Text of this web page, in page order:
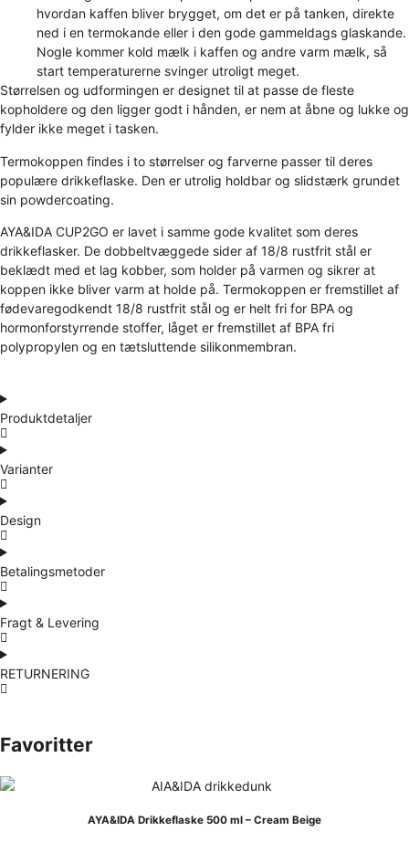
hvordan kaffen bliver brygget, om det er på tanken, direkte
ned i en termokande eller i den gode gammeldags glaskande.
Nogle kommer kold mælk i kaffen og andre varm mælk, så
start temperaturerne svinger utroligt meget.
Størrelsen og udformingen er designet til at passe de fleste
kopholdere og den ligger godt i hånden, er nem at åbne og lukke og
fylder ikke meget i tasken.
Termokoppen findes i to størrelser og farverne passer til deres
populære drikkeflaske. Den er utrolig holdbar og slidstærk grundet
sin powdercoating.
AYA&IDA CUP2GO er lavet i samme gode kvalitet som deres
drikkeflasker. De dobbeltvæggede sider af 18/8 rustfrit stål er
beklædt med et lag kobber, som holder på varmen og sikrer at
koppen ikke bliver varm at holde på. Termokoppen er fremstillet af
fødevaregodkendt 18/8 rustfrit stål og er helt fri for BPA og
hormonforstyrrende stoffer, låget er fremstillet af BPA fri
polypropylen og en tætsluttende silikonmembran.
Produktdetaljer
Varianter
Design
Betalingsmetoder
Fragt & Levering
RETURNERING
Favoritter
AYA&IDA Drikkeflaske 500 ml – Cream Beige